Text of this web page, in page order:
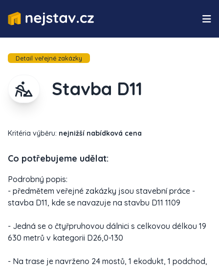
Detail veřejné zakázky
Stavba D11
Kritéria výběru: nejnižší nabídková cena
Co potřebujeme udělat:
Podrobný popis:
- předmětem veřejné zakázky jsou stavební práce -
stavba D11, kde se navazuje na stavbu D11 1109
- Jedná se o čtyřpruhovou dálnici s celkovou délkou 19
630 metrů v kategorii D26,0-130
- Na trase je navrženo 24 mostů, 1 ekodukt, 1 podchod,